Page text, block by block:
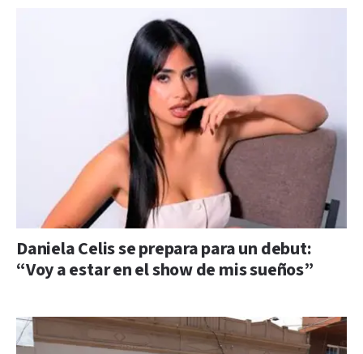
Daniela Celis se prepara para un debut:
“Voy a estar en el show de mis sueños”